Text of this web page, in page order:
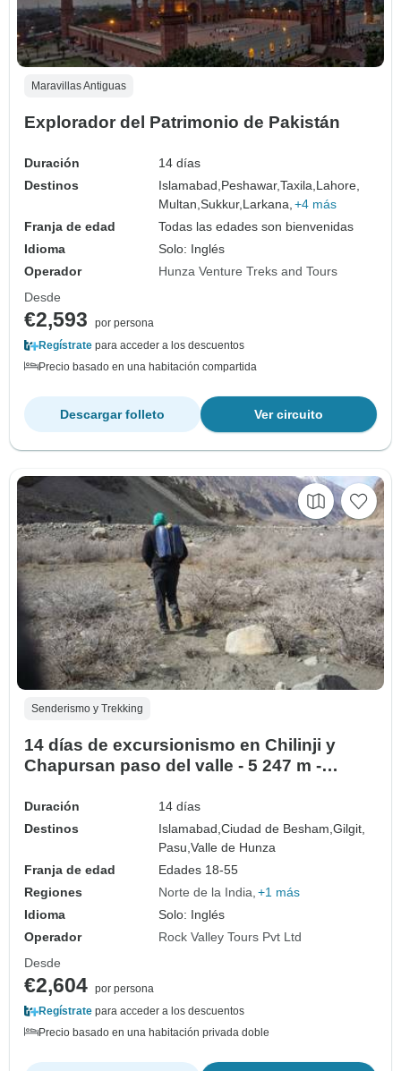
Maravillas Antiguas
Explorador del Patrimonio de Pakistán
Duración
14 días
Destinos
Islamabad, Peshawar,Taxila, Lahore,
Multan,Sukkur, Larkana, +4 más
Franja de edad
Todas las edades son bienvenidas
Idioma
Solo: Inglés
Operador
Hunza Venture Treks and Tours
Desde
€2,593
por persona
Regístrate para acceder a los descuentos
Precio basado en una habitación compartida
Ver circuito
Descargar folleto
Senderismo y Trekking
14 días de excursionismo en Chilinji y
Chapursan paso del valle - 5 247 m -
Duración
14 días
Destinos
Islamabad,Ciudad de Besham,Gilgit,
Pasu,Valle de Hunza
Franja de edad
Edades 18-55
Regiones
Norte de la India +1 más
Idioma
Solo: Inglés
Operador
Rock Valley Tours Pvt Ltd
Desde
€2,604 por persona
Regístrate para acceder a los descuentos
Precio basado en una habitación privada doble